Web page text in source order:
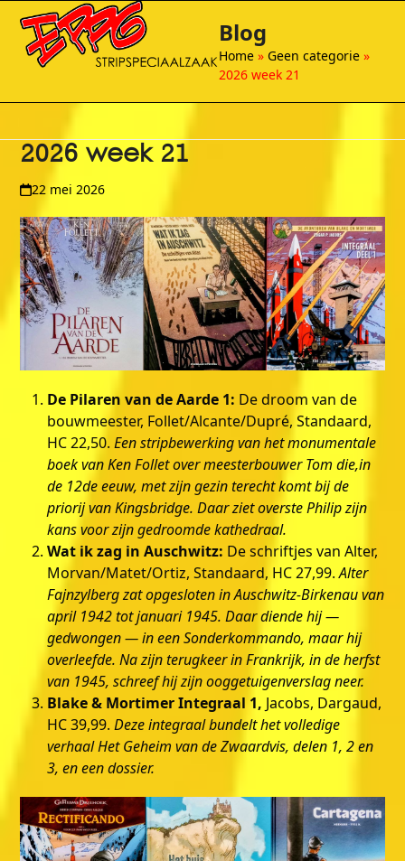
content
Open
mobile
menu
Close
mobile
menu
Blog
Home »Geen categorie »
2026 week 21
2026 week 21
22 mei 2026
De Pilaren van de Aarde 1: De droom van de
bouwmeester, Follet/Alcante/Dupré, Standaard,
HC 22,50.Een stripbewerking van het monumentale
boek van Ken Follet over meesterbouwer Tom die,in
de 12deeeuw, met zijn gezin terecht komt bij de
priorij van Kingsbridge. Daar ziet overste Philip zijn
kans voor zijn gedroomde kathedraal.
Wat ik zag in Auschwitz: De schriftjes van Alter,
Morvan/Matet/Ortiz, Standaard, HC 27,99.Alter
Fajnzylberg zat opgesloten in Auschwitz-Birkenau van
april 1942 tot januari 1945. Daar diende hij —
gedwongen — in een Sonderkommando, maar hij
overleefde. Na zijn terugkeer in Frankrijk, in de herfst
van 1945, schreef hij zijn ooggetuigenverslag neer.
Blake & Mortimer Integraal 1, Jacobs, Dargaud,
HC 39,99.Deze integraal bundelt het volledige
verhaal Het Geheim van de Zwaardvis, delen 1, 2 en
3, en een dossier.